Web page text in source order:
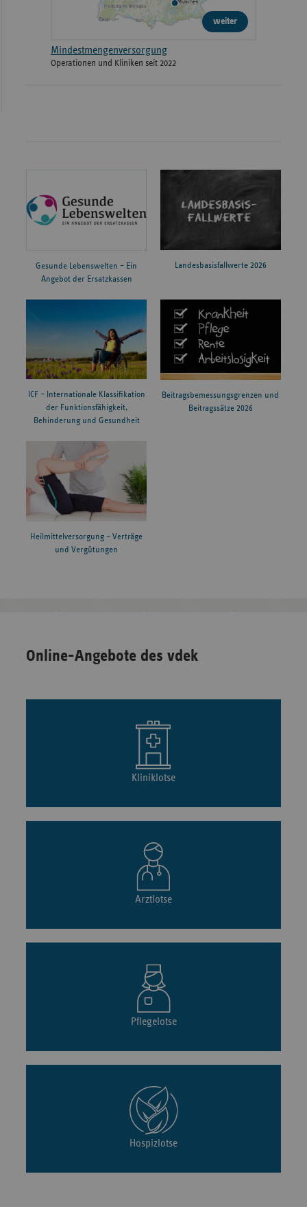
weiter
Mindestmengenversorgung
Operationen und Kliniken seit 2022
Gesunde Lebenswelten – Ein
Angebot der Ersatzkassen
Landesbasisfallwerte 2026
ICF – Internationale Klassifikation
der Funktionsfähigkeit,
Behinderung und Gesundheit
Beitragsbemessungsgrenzen und
Beitragssätze 2026
Heilmittelversorgung – Verträge
und Vergütungen
Online-Angebote des vdek
Kliniklotse
Arztlotse
Pflegelotse
Hospizlotse